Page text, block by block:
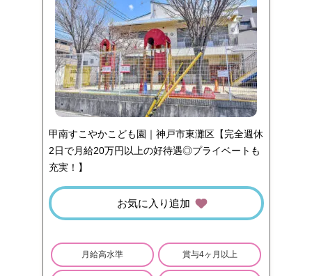
甲南すこやかこども園｜神戸市東灘区【完全週休
2日で月給20万円以上の好待遇◎プライベートも
充実！】
お気に入り追加
月給高水準 賞与4ヶ月以上